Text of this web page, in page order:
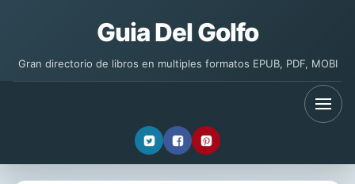
Guia Del Golfo
Gran directorio de libros en multiples formatos EPUB, PDF, MOBI